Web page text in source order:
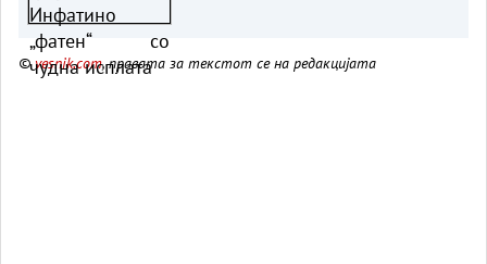
©vesnik.com, правата за текстот се на редакцијата